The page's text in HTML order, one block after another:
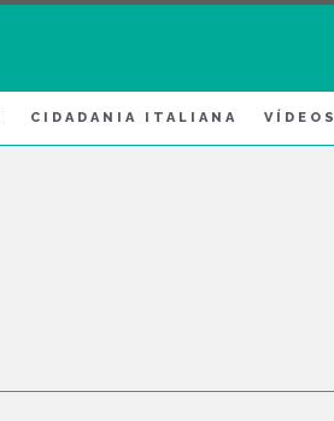
CIDADANIA ITALIANA VÍDEOS